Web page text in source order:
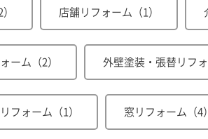
店舗リフォーム（1）
ーム（2） 外壁塗装・張替リフォ
フォーム（1） 窓リフォーム（4）